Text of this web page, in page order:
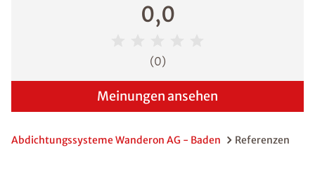
0,0
(0)
Meinungen ansehen
Abdichtungssysteme Wanderon AG - Baden Referenzen